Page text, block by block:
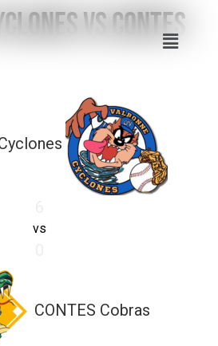
vs CONTES
vs
CONTES Cobras